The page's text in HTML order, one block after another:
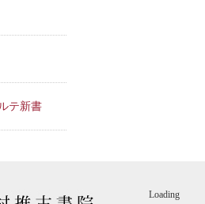
テ新書
Loading